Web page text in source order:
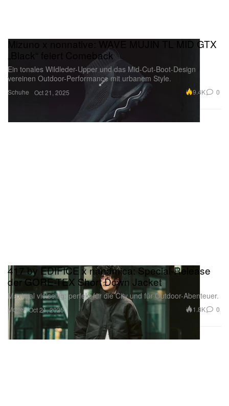
Schuhe
Mizuno x nonnative: WAVE MUJIN TL MID GTX
„Black“ feiert Comeback
Ein tonales Wildleder-Upper und das Mid-Cut-Boot-Design
vereinen Outdoor-Performance mit urbanem Style.
Oct 21, 2025 9.4K 0
Mode
417 by EDIFICE x nanamica: Special-Release
der GORE-TEX Short Down Jacket
Maximal vielseitig: perfekt für die City und für Outdoor-Abenteuer.
Oct 21, 2025 1.8K 0